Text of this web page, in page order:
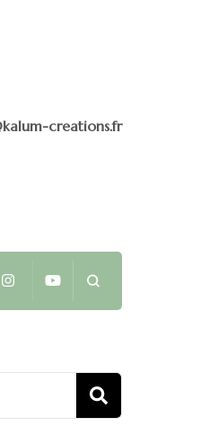
creations.fr
Recherche
pour :